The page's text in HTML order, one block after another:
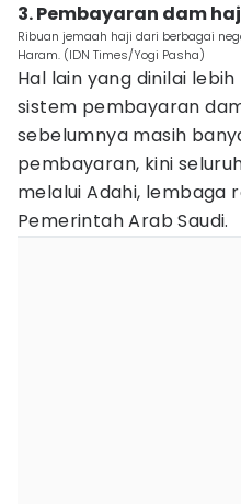
3. Pembayaran dam
Ribuan jemaah haji dari berbagai
Haram. (IDN Times/Yogi Pasha)
Hal lain yang dinilai
sistem pembayaran
sebelumnya masih
pembayaran, kini
melalui Adahi, lembaga
Pemerintah Arab Saudi.